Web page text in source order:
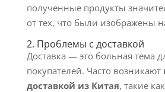
полученные продукты
от тех, что были изображены
2. Проблемы с доставкой
Доставка — это больная тема
покупателей. Часто возникают
доставкой из Китая, такие